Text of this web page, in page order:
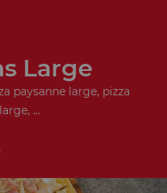
Large
paysanne large, pizza
...